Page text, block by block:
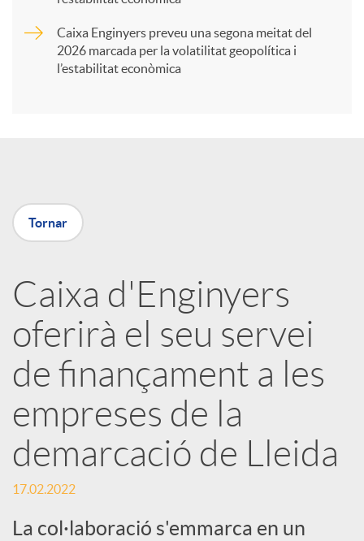
X
r
x
e
s
S
Caixa Enginyers preveu una segona meitat del
2026 marcada per la volatilitat geopolítica i
l’estabilitat econòmica
Tornar
Caixa d'Enginyers
oferirà el seu servei
de finançament a les
empreses de la
demarcació de Lleida
17.02.2022
La col·laboració s'emmarca en un